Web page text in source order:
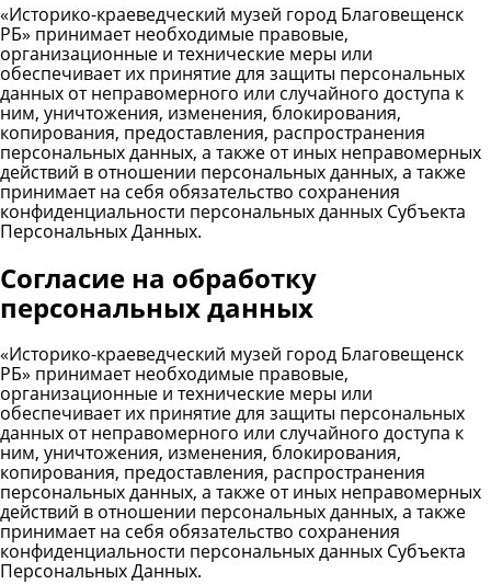
«Историко-краеведческий музей город Благовещенск
РБ» принимает необходимые правовые,
организационные и технические меры или
обеспечивает их принятие для защиты персональных
данных от неправомерного или случайного доступа к
ним, уничтожения, изменения, блокирования,
копирования, предоставления, распространения
персональных данных, а также от иных неправомерных
действий в отношении персональных данных, а также
принимает на себя обязательство сохранения
конфиденциальности персональных данных Субъекта
Персональных Данных.
Cогласие на обработку
персональных данных
«Историко-краеведческий музей город Благовещенск
РБ» принимает необходимые правовые,
организационные и технические меры или
обеспечивает их принятие для защиты персональных
данных от неправомерного или случайного доступа к
ним, уничтожения, изменения, блокирования,
копирования, предоставления, распространения
персональных данных, а также от иных неправомерных
действий в отношении персональных данных, а также
принимает на себя обязательство сохранения
конфиденциальности персональных данных Субъекта
Персональных Данных.